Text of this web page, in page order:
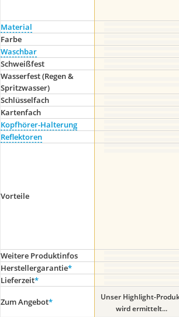
Material
Farbe
Waschbar
Schweißfest
Wasserfest (Regen &
Spritzwasser)
Schlüsselfach
Kartenfach
Kopfhörer-Halterung
Reflektoren
Vorteile
Weitere Produktinfos
Herstellergarantie*
Lieferzeit*
Zum Angebot*
Unser Highlight-
wird ermittelt...